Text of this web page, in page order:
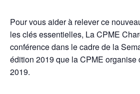
Pour vous aider à relever ce
les clés essentielles, La CPME
conférence dans le cadre de la
édition 2019 que la CPME organise
2019.